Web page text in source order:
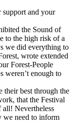
and your
the Sound of
to the high risk of a
we did everything to
wrote extended
Forest-People
weren’t enough to
their best through the
that the Festival
all! Nevertheless
we need to inform